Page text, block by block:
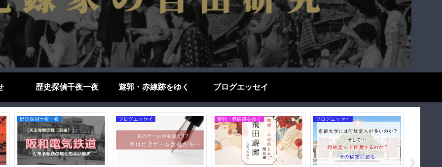
歴史探偵千夜一夜 遊郭・赤線跡をゆく ブログエッセイ
歴史探偵千夜一夜 ブログエッセイ 遊郭・赤線跡をゆく ブログエッセイ